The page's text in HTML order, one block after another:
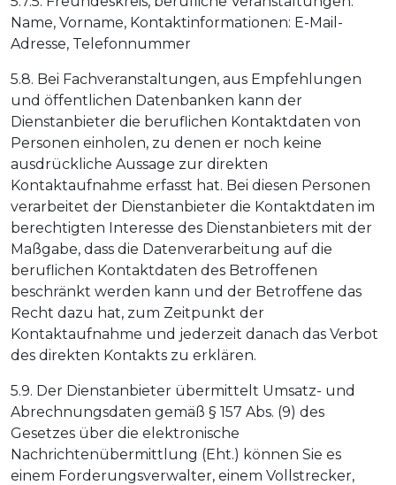
Name, Vorname, Kontaktinformationen: E-Mail-
Adresse, Telefonnummer
5.8. Bei Fachveranstaltungen, aus Empfehlungen
und öffentlichen Datenbanken kann der
Dienstanbieter die beruflichen Kontaktdaten von
Personen einholen, zu denen er noch keine
ausdrückliche Aussage zur direkten
Kontaktaufnahme erfasst hat. Bei diesen Personen
verarbeitet der Dienstanbieter die Kontaktdaten im
berechtigten Interesse des Dienstanbieters mit der
Maßgabe, dass die Datenverarbeitung auf die
beruflichen Kontaktdaten des Betroffenen
beschränkt werden kann und der Betroffene das
Recht dazu hat, zum Zeitpunkt der
Kontaktaufnahme und jederzeit danach das Verbot
des direkten Kontakts zu erklären.
5.9. Der Dienstanbieter übermittelt Umsatz- und
Abrechnungsdaten gemäß § 157 Abs. (9) des
Gesetzes über die elektronische
Nachrichtenübermittlung (Eht.) können Sie es
einem Forderungsverwalter, einem Vollstrecker,